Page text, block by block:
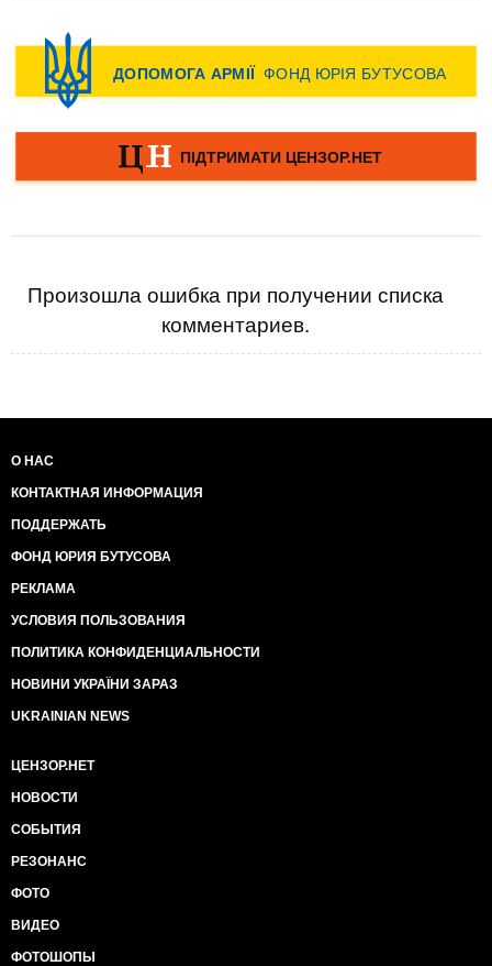
Произошла ошибка при получении списка
комментариев.
О НАС
КОНТАКТНАЯ ИНФОРМАЦИЯ
ПОДДЕРЖАТЬ
ФОНД ЮРИЯ БУТУСОВА
РЕКЛАМА
УСЛОВИЯ ПОЛЬЗОВАНИЯ
ПОЛИТИКА КОНФИДЕНЦИАЛЬНОСТИ
НОВИНИ УКРАЇНИ ЗАРАЗ
UKRAINIAN NEWS
ЦЕНЗОР.НЕТ
НОВОСТИ
СОБЫТИЯ
РЕЗОНАНС
ФОТО
ВИДЕО
ФОТОШОПЫ